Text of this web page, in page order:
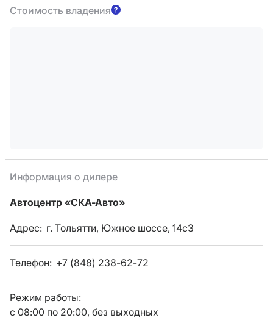
Стоимость владения
Информация о дилере
Автоцентр «СКА-Авто»
Адрес: г. Тольятти, Южное шоссе, 14с3
Телефон: +7 (848) 238-62-72
Режим работы:
с 08:00 по 20:00, без выходных